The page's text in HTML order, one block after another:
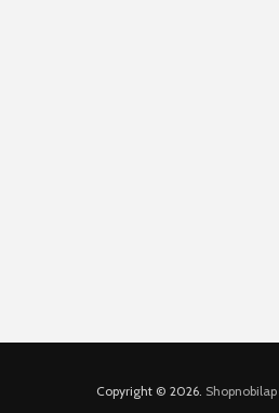
Copyright © 2026. Shopnobilap